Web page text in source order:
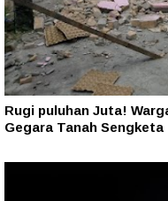
Rugi puluhan Juta!
Gegara Tanah Sengketa